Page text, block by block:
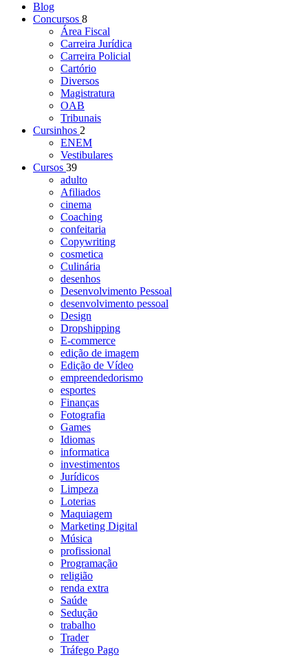
Blog
Concursos 8
Área Fiscal
Carreira Jurídica
Carreira Policial
Cartório
Diversos
Magistratura
OAB
Tribunais
Cursinhos 2
ENEM
Vestibulares
Cursos 39
adulto
Afiliados
cinema
Coaching
confeitaria
Copywriting
cosmetica
Culinária
desenhos
Desenvolvimento Pessoal
desenvolvimento pessoal
Design
Dropshipping
E-commerce
edição de imagem
Edição de Vídeo
empreendedorismo
esportes
Finanças
Fotografia
Games
Idiomas
informatica
investimentos
Jurídicos
Limpeza
Loterias
Maquiagem
Marketing Digital
Música
profissional
Programação
religião
renda extra
Saúde
Sedução
trabalho
Trader
Tráfego Pago